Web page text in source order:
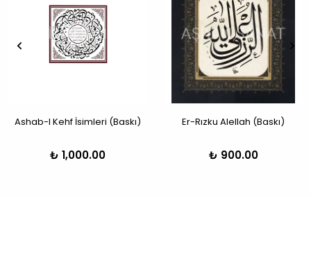
Ashab-I Kehf İsimleri (Baskı)
₺ 1,000.00
Er-Rızku Alellah (Baskı)
₺ 900.00